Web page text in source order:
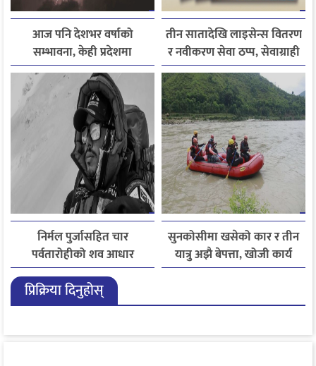
आज पनि देशभर वर्षाको
सम्भावना, केही प्रदेशमा
भारीदेखि धेरै भारी वर्षा हुने
चेतावनी
तीन सातादेखि लाइसेन्स वितरण
र नवीकरण सेवा ठप्प, सेवाग्राही
सास्तीमा
निर्मल पुर्जासहित चार
पर्वतारोहीको शव आधार
शिविरमा ल्याइयो, तीन अझै
बेपत्ता
सुनकोसीमा खसेको कार र तीन
यात्रु अझै बेपत्ता, खोजी कार्य
जारी
प्रिक्रिया दिनुहोस्